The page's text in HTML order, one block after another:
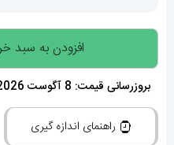
ساعت
مردانه
تگ
هویر
موناکو
افزودن به سبد
بروزرسانی قیمت: 8 آگوست 2026
راهنمای اندازه گیری